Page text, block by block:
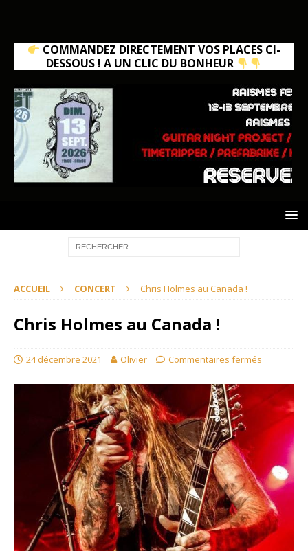
COMMANDEZ DIRECTEMENT VOS PLACES CI-
DESSOUS ! A UN CLIC DU BONHEUR
ACCUEIL CONCERT Chris Holmes au Canada !
Chris Holmes au Canada !
24 décembre 2021 Olivier Commentaires fermés